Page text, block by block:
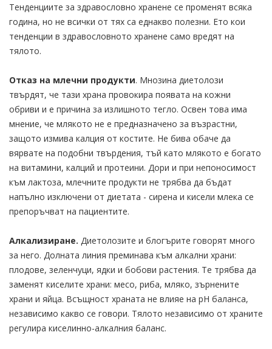
Тенденциите за здравословно хранене се променят всяка
година, но не всички от тях са еднакво полезни. Ето кои
тенденции в здравословното хранене само вредят на
тялото.
Отказ на млечни продукти. Мнозина диетолози
твърдят, че тази храна провокира появата на кожни
обриви и е причина за излишното тегло. Освен това има
мнение, че млякото не е предназначено за възрастни,
защото измива калция от костите. Не бива обаче да
вярвате на подобни твърдения, тъй като млякото е богато
на витамини, калций и протеини. Дори и при непоносимост
към лактоза, млечните продукти не трябва да бъдат
напълно изключени от диетата - сирена и кисели млека се
препоръчват на пациентите.
Алкализиране. Диетолозите и блогърите говорят много
за него. Долната линия преминава към алкални храни:
плодове, зеленчуци, ядки и бобови растения. Те трябва да
заменят киселите храни: месо, риба, мляко, зърнените
храни и яйца. Всъщност храната не влияе на pH баланса,
независимо какво се говори. Тялото независимо от храните
регулира киселинно-алкалния баланс.